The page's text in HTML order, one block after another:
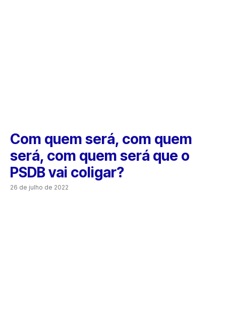
Com quem será, com quem
será, com quem será que o
PSDB vai coligar?
26 de julho de 2022